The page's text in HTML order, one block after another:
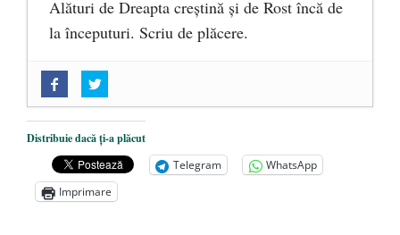
Alături de Dreapta creștină și de Rost încă de
la începuturi. Scriu de plăcere.
„Acum nu e momentul”
O nouă autostradă distruge pădurea
amazoniană, pentru summitul climatic
COP30 - 14 martie 2025
Alegeri controlate
Distribuie dacă ți-a plăcut
Telegram
WhatsApp
Imprimare